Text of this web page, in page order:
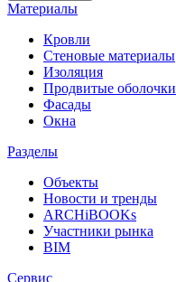
Материалы
Кровли
Стеновые материалы
Изоляция
Продвитые оболочки
Фасады
Окна
Разделы
Объекты
Новости и тренды
ARCHiBOOKs
Участники рынка
BIM
Сервис